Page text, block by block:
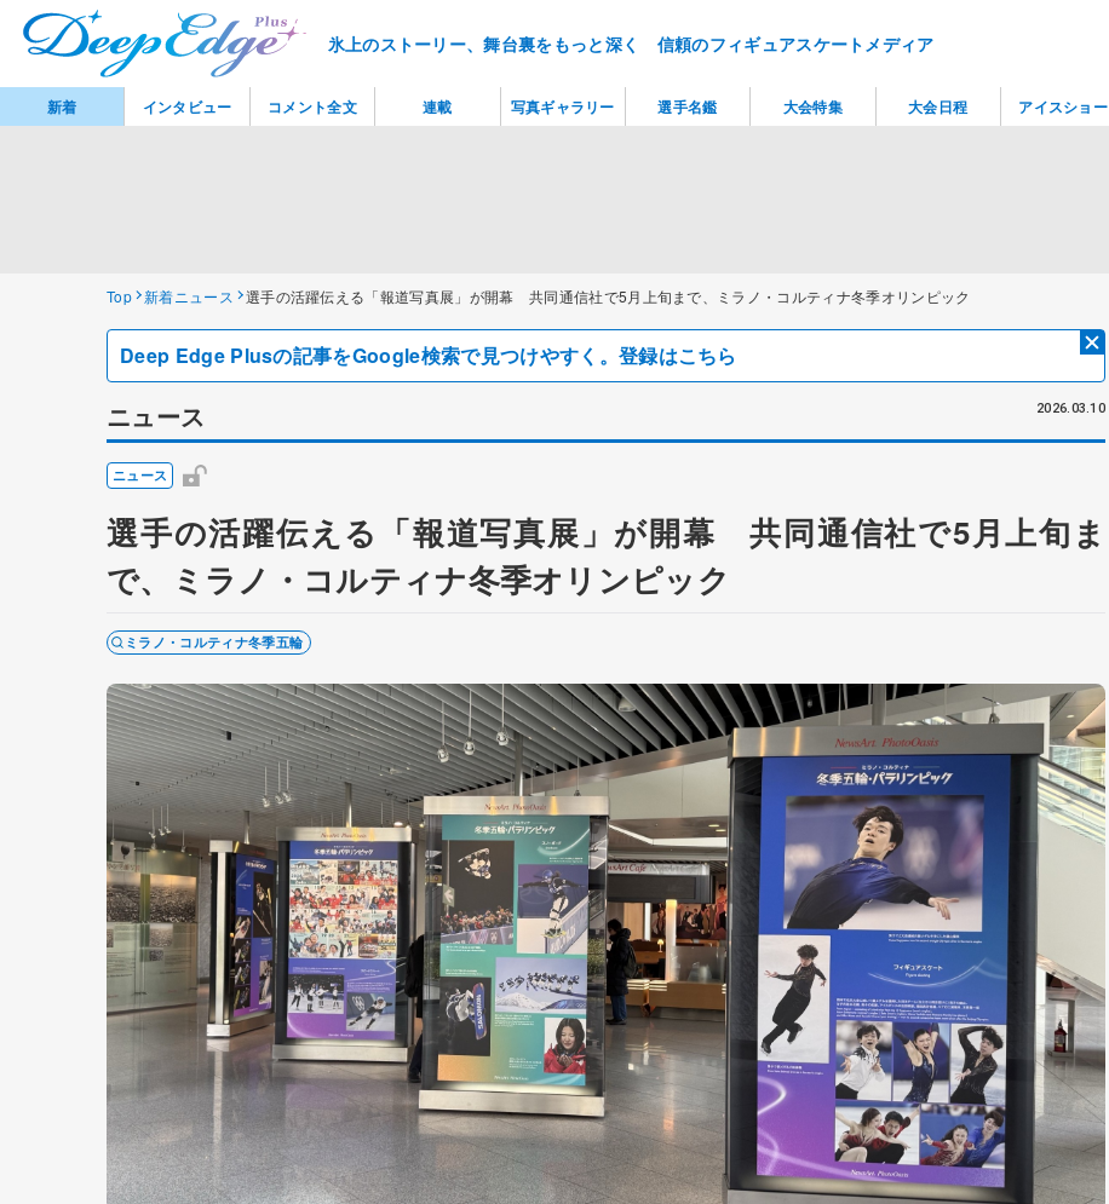
氷上のストーリー、舞台裏をもっと深く 信頼のフィギュアスケートメディア
Top 新着ニュース 選手の活躍伝える「報道写真展」が開幕 共同通信社で5月上旬まで、ミラノ・コルティナ冬季オリンピック
Deep Edge Plusの記事をGoogle検索で見つけやすく。登録はこちら
ニュース 2026.03.10
ニュース
選手の活躍伝える「報道写真展」が開幕 共同通信社で5月上旬ま
で、ミラノ・コルティナ冬季オリンピック
ミラノ・コルティナ冬季五輪
新着 インタビュー コメント全文 連載 写真ギャラリー 選手名鑑 大会特集 大会日程 アイスショー